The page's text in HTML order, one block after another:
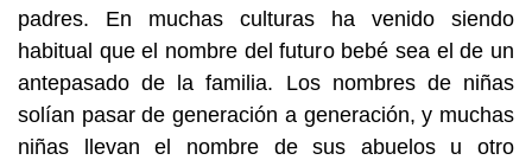
padres. En muchas culturas ha venido siendo
habitual que el nombre del futuro bebé sea el de un
antepasado de la familia. Los nombres de niñas
solían pasar de generación a generación, y muchas
niñas llevan el nombre de sus abuelos u otro